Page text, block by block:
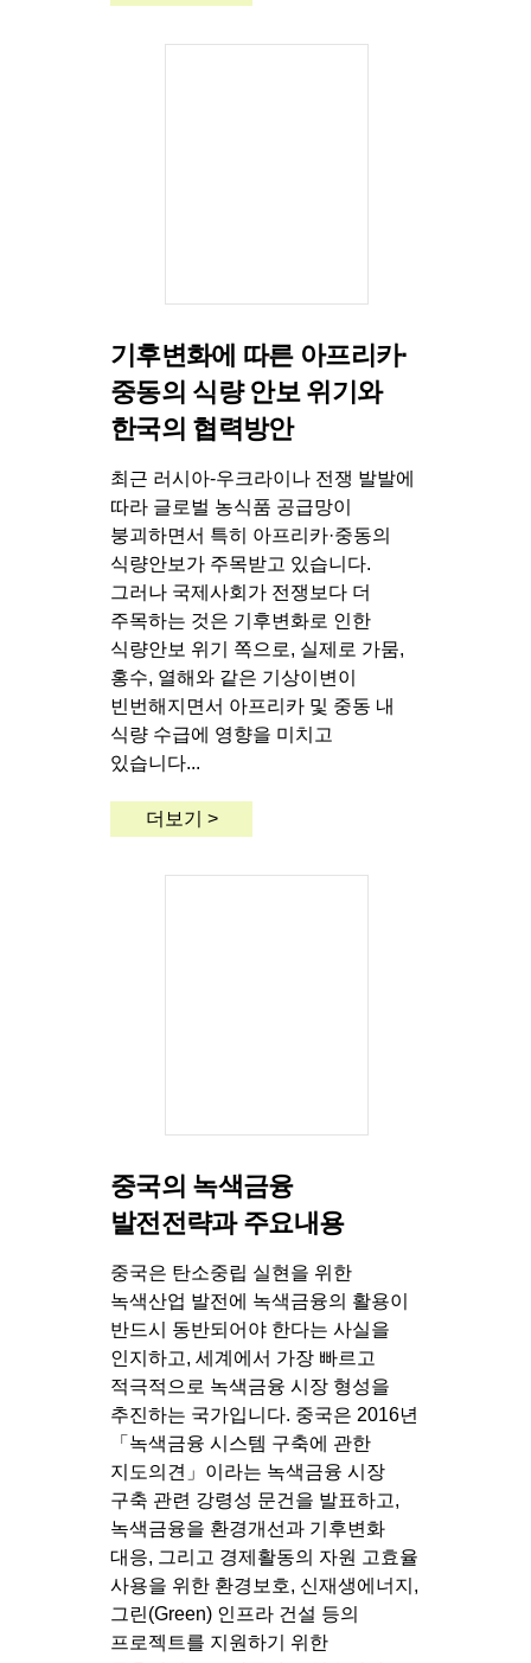
기후변화에 따른 아프리카·
중동의 식량 안보 위기와
한국의 협력방안
최근 러시아-우크라이나 전쟁 발발에
따라 글로벌 농식품 공급망이
붕괴하면서 특히 아프리카·중동의
식량안보가 주목받고 있습니다.
그러나 국제사회가 전쟁보다 더
주목하는 것은 기후변화로 인한
식량안보 위기 쪽으로, 실제로 가뭄,
홍수, 열해와 같은 기상이변이
빈번해지면서 아프리카 및 중동 내
식량 수급에 영향을 미치고
있습니다...
더보기 >
중국의 녹색금융
발전전략과 주요내용
중국은 탄소중립 실현을 위한
녹색산업 발전에 녹색금융의 활용이
반드시 동반되어야 한다는 사실을
인지하고, 세계에서 가장 빠르고
적극적으로 녹색금융 시장 형성을
추진하는 국가입니다. 중국은 2016년
「녹색금융 시스템 구축에 관한
지도의견」이라는 녹색금융 시장
구축 관련 강령성 문건을 발표하고,
녹색금융을 환경개선과 기후변화
대응, 그리고 경제활동의 자원 고효율
사용을 위한 환경보호, 신재생에너지,
그린(Green) 인프라 건설 등의
프로젝트를 지원하기 위한